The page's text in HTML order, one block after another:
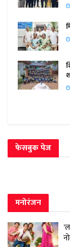
फेसबुक पेज
मनोरंजन